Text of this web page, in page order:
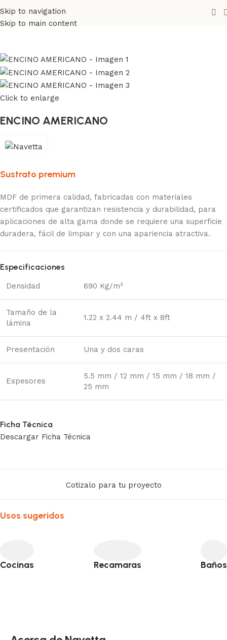
Skip to navigation
Skip to main content
Inicio Melaminas Navetta
Click to enlarge
ENCINO AMERICANO
Sustrato premium
MDF de primera calidad, fabricadas con materiales
certificados que garantizan resistencia y durabilidad, para
aplicaciones de alta gama donde se requiere una superficie
duradera, fácil de limpiar y con una apariencia atractiva.
Especificaciones
Densidad 690 Kg/m³
Tamaño de la
lámina
1.22 x 2.44 m / 4ft x 8ft
Presentación Una y dos caras
Espesores
5.5 mm / 12 mm / 15 mm / 18 mm /
25 mm
Ficha Técnica
Descargar Ficha Técnica
Cotizalo para tu proyecto
Usos sugeridos
Cocinas Recamaras Baños